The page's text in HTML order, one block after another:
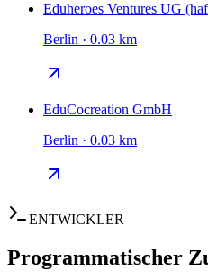
Eduheroes Ventures UG
Berlin · 0.03 km
EduCocreation GmbH
Berlin · 0.03 km
ENTWICKLER
Programmatischer